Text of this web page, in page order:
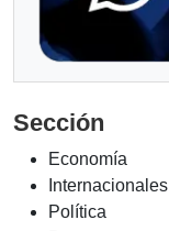
Sección
Economía
Internacionales
Política